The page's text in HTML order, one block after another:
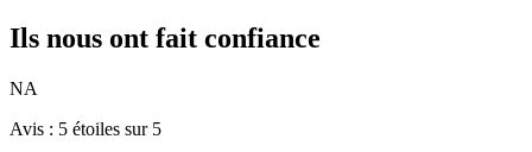
Ils nous ont fait confiance
NA
Avis : 5 étoiles sur 5